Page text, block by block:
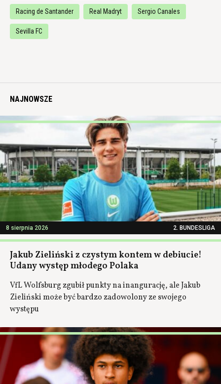
Racing de Santander Real Madryt Sergio Canales
Sevilla FC
NAJNOWSZE
8 sierpnia 2026 2. BUNDESLIGA
Jakub Zieliński z czystym kontem w debiucie!
Udany występ młodego Polaka
VfL Wolfsburg zgubił punkty na inangurację, ale Jakub
Zieliński może być bardzo zadowolony ze swojego
występu